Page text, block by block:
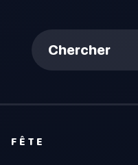
Chercher
FÊTE